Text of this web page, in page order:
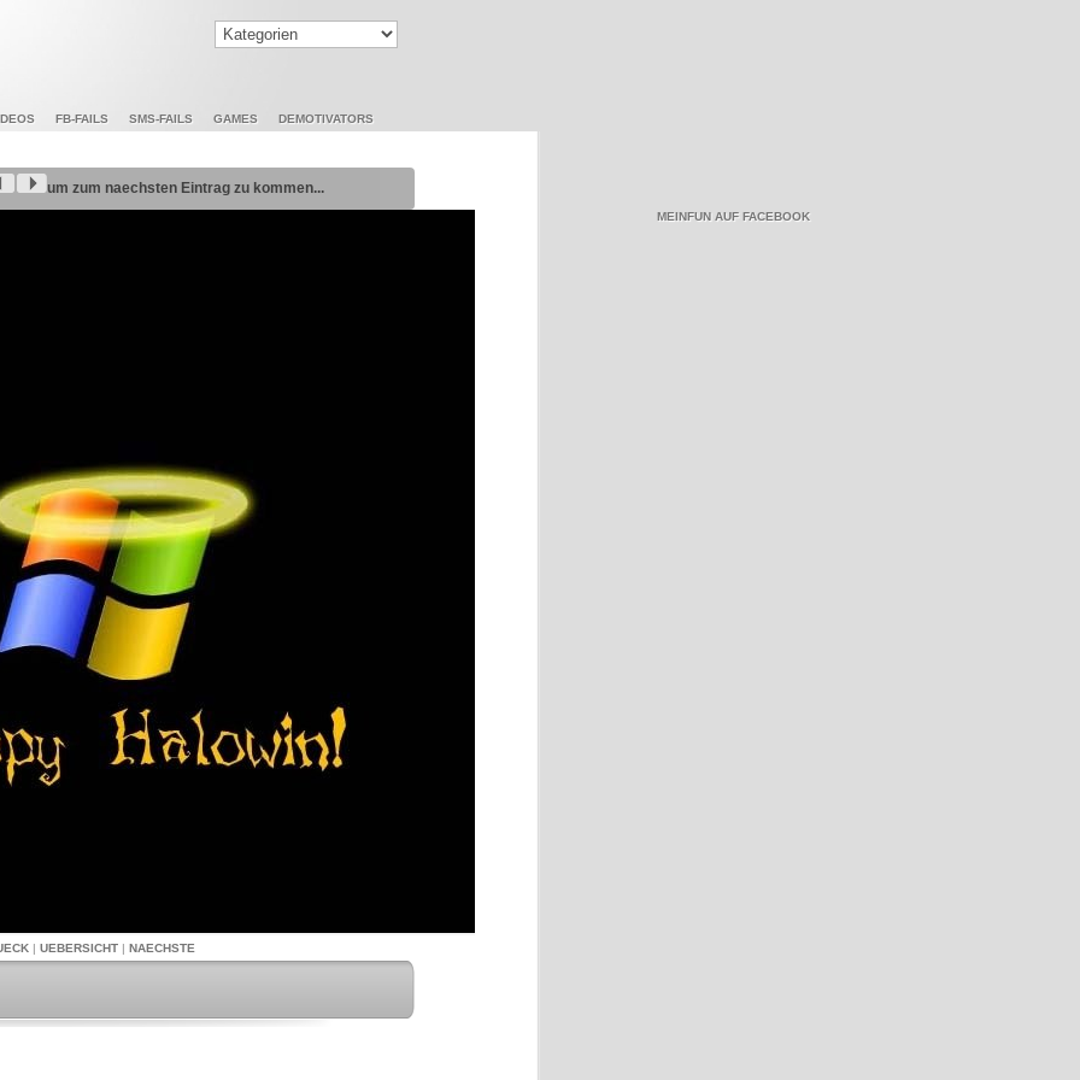
FB-FAILS SMS-FAILS GAMES DEMOTIVATORS
um zum naechsten Eintrag zu kommen...
| UEBERSICHT | NAECHSTE
MEINFUN AUF FACEBOOK